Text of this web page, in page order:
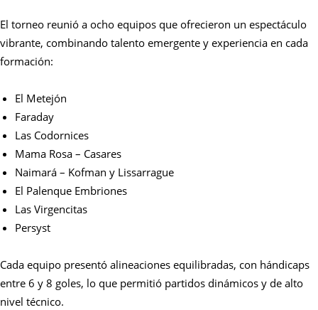
El torneo reunió a ocho equipos que ofrecieron un espectáculo
vibrante, combinando talento emergente y experiencia en cada
formación:
El Metejón
Faraday
Las Codornices
Mama Rosa – Casares
Naimará – Kofman y Lissarrague
El Palenque Embriones
Las Virgencitas
Persyst
Cada equipo presentó alineaciones equilibradas, con hándicaps
entre 6 y 8 goles, lo que permitió partidos dinámicos y de alto
nivel técnico.